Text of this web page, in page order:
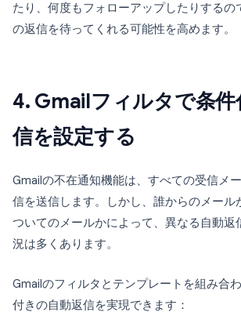
たり、何度もフォローアップしたりするの
の返信を待ってくれる可能性を高めます。
4. Gmailフィルタで条件
信を設定する
Gmailの不在通知機能は、すべての受信メ
信を送信します。しかし、誰からのメール
ついてのメールかによって、異なる自動返
況は多くあります。
Gmailのフィルタとテンプレートを組み合
付きの自動返信を実現できます：